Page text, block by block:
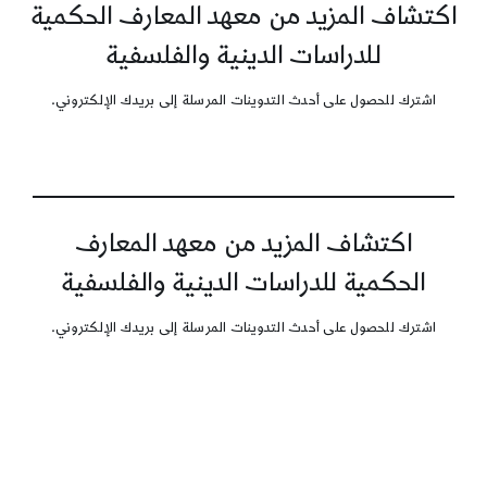
اكتشاف المزيد من معهد المعارف الحكمية
للدراسات الدينية والفلسفية
اشترك للحصول على أحدث التدوينات المرسلة إلى بريدك الإلكتروني.
اكتشاف المزيد من معهد المعارف
الحكمية للدراسات الدينية والفلسفية
اشترك للحصول على أحدث التدوينات المرسلة إلى بريدك الإلكتروني.